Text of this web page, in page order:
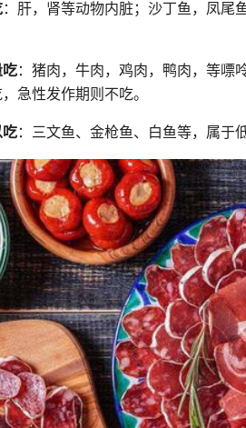
：肝，肾等动物内脏；沙丁鱼，凤尾
吃：猪肉，牛肉，鸡肉，鸭肉，等嘌
急性发作期则不吃。
吃：三文鱼、金枪鱼、白鱼等，属于